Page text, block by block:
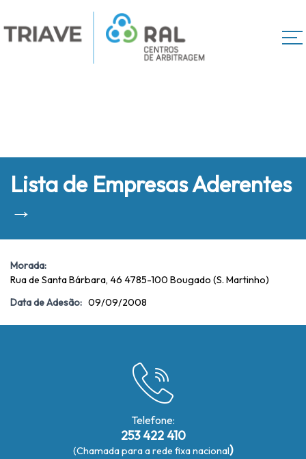
Lista de Empresas Aderentes
→
Morada:
Rua de Santa Bárbara, 46 4785-100 Bougado (S. Martinho)
Data de Adesão: 09/09/2008
Telefone:
253 422 410
(Chamada para a rede fixa nacional)